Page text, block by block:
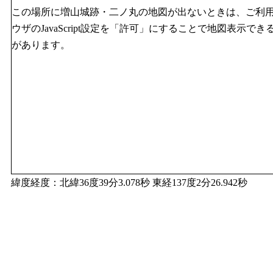
この場所に増山城跡・二ノ丸の地図が出ないときは、ご利
ウザのJavaScript設定を「許可」にすることで地図表示でき
があります。
緯度経度：北緯36度39分3.078秒 東経137度2分26.942秒